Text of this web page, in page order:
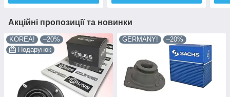
Акційні пропозиції та новинки
KOREA!
–20%
Подарунок
GERMANY! –20%